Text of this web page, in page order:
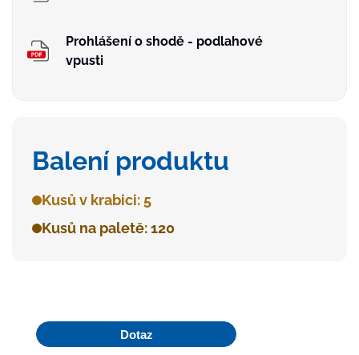
Prohlášení o shodě - podlahové
vpusti
Balení produktu
Kusů v krabici: 5
Kusů na paletě: 120
Dotaz